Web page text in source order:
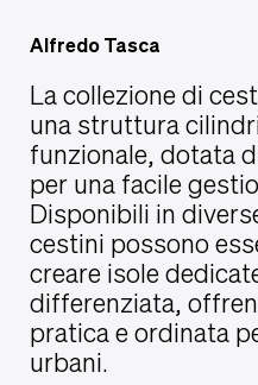
Alfredo Tasca
La collezione di
una struttura
funzionale, dotata
per una facile
Disponibili in
cestini possono
creare isole
differenziata,
pratica e ordinata
urbani.